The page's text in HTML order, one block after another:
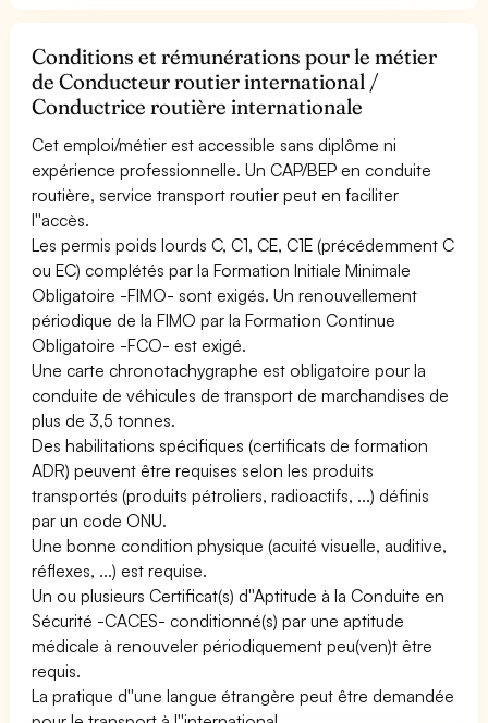
Conditions et rémunérations pour le métier
de Conducteur routier international /
Conductrice routière internationale
Cet emploi/métier est accessible sans diplôme ni
expérience professionnelle. Un CAP/BEP en conduite
routière, service transport routier peut en faciliter
l''accès.
Les permis poids lourds C, C1, CE, C1E (précédemment C
ou EC) complétés par la Formation Initiale Minimale
Obligatoire -FIMO- sont exigés. Un renouvellement
périodique de la FIMO par la Formation Continue
Obligatoire -FCO- est exigé.
Une carte chronotachygraphe est obligatoire pour la
conduite de véhicules de transport de marchandises de
plus de 3,5 tonnes.
Des habilitations spécifiques (certificats de formation
ADR) peuvent être requises selon les produits
transportés (produits pétroliers, radioactifs, ...) définis
par un code ONU.
Une bonne condition physique (acuité visuelle, auditive,
réflexes, ...) est requise.
Un ou plusieurs Certificat(s) d''Aptitude à la Conduite en
Sécurité -CACES- conditionné(s) par une aptitude
médicale à renouveler périodiquement peu(ven)t être
requis.
La pratique d''une langue étrangère peut être demandée